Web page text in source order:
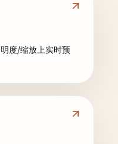
度/缩放上实时预